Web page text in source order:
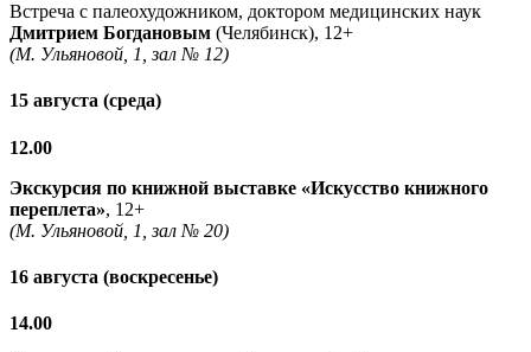
Встреча с палеохудожником, доктором медицинских наук
Дмитрием Богдановым (Челябинск), 12+
(М. Ульяновой, 1, зал № 12)
15 августа (среда)
12.00
Экскурсия по книжной выставке «Искусство книжного
переплета», 12+
(М. Ульяновой, 1, зал № 20)
16 августа (воскресенье)
14.00